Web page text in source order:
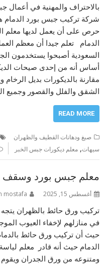
بالاحتراف والمهنية في
شركة تركيب جبس بورد الدمام
حرص على أن يعمل لديها معلم
الدمام تعلم جيدا أن معظم
السعودية أصبحوا يستخدمون
أساس أنه من إحدى صيحات
مقارنة بالديكورات بديل
الشقق والفلل والقصور وجميع
READ MORE
صبغ ودهانات القطيف والظهران
سيهات,معلم ديكورات جبس الخبر
معلم جبس بورد وسقف بالظهران
أغسطس 15, 2025 mostafa
تركيب ورق حائط بالظهران
في منازلهم لإخفاء العيوب
حيث أن تركيب ورق حائط
الدمام حيث أنه قادر معلم
ومتنوعه من ورق الجدران ويقوم